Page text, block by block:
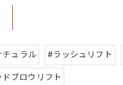
ュラル #ラッシュリフト
ブロウリフト